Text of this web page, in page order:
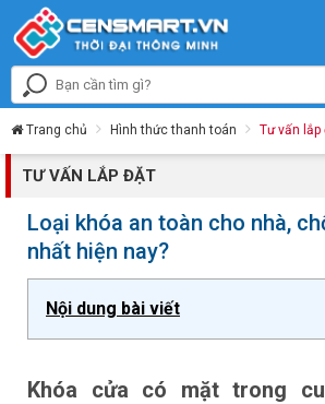
Trang chủ Hình thức thanh toán Tư vấn lắp
TƯ VẤN LẮP ĐẶT
Loại khóa an toàn cho nhà,
nhất hiện nay?
Nội dung bài viết
Khóa cửa có mặt trong